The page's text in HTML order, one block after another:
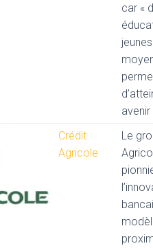
car «
avenir
Crédit
Agricole
Le